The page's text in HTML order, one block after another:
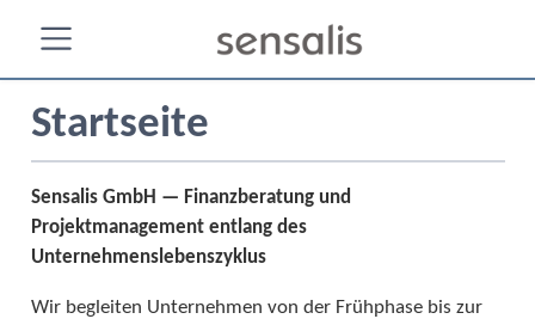
Startseite
Sensalis GmbH — Finanzberatung und
Projektmanagement entlang des
Unternehmenslebenszyklus
Wir begleiten Unternehmen von der Frühphase bis zur